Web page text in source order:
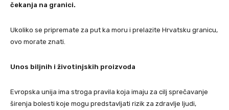
čekanja na granici.
Ukoliko se pripremate za put ka moru i prelazite Hrvatsku granicu,
ovo morate znati.
Unos biljnih i životinjskih proizvoda
Evropska unija ima stroga pravila koja imaju za cilj sprečavanje
širenja bolesti koje mogu predstavljati rizik za zdravlje ljudi,